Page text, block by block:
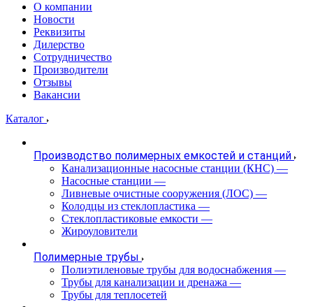
О компании
Новости
Реквизиты
Дилерство
Сотрудничество
Производители
Отзывы
Вакансии
Каталог
Производство полимерных емкостей и станций
Канализационные насосные станции (КНС) —
Насосные станции —
Ливневые очистные сооружения (ЛОС) —
Колодцы из стеклопластика —
Стеклопластиковые емкости —
Жироуловители
Полимерные трубы
Полиэтиленовые трубы для водоснабжения —
Трубы для канализации и дренажа —
Трубы для теплосетей